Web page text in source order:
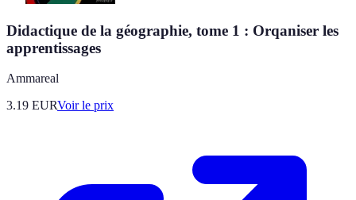
Didactique de la géographie, tome 1 : Orqaniser les
apprentissages
Ammareal
3.19 EURVoir le prix